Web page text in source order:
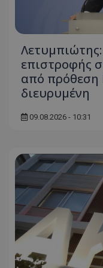
επιστροφής
από πρόθεση
διευρυμένη
09.08.2026 - 10:31